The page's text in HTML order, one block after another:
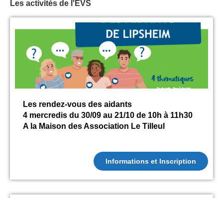
Les activités de l'EVS
Les rendez-vous des aidants
4 mercredis du 30/09 au 21/10 de 10h à 11h30
A la Maison des Association Le Tilleul
Informations et Inscription